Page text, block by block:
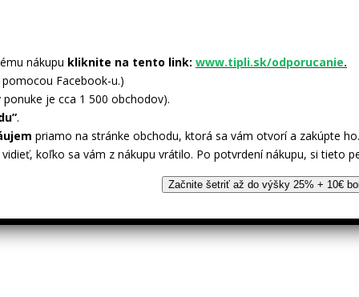
nákupu kliknite na tento link: www.tipli.sk/odporucanie.
Facebook-u.)
je cca 1 500 obchodov).
.
priamo na stránke obchodu, ktorá sa vám otvorí a zakúpte ho.
koľko sa vám z nákupu vrátilo. Po potvrdení nákupu, si tieto
Začnite šetriť až do výšky 25% + 10€